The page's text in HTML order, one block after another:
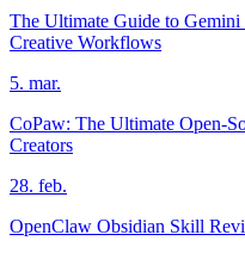
The Ultimate Guide to
Creative Workflows
5. mar.
CoPaw: The Ultimate Open-
Creators
28. feb.
OpenClaw Obsidian Skill